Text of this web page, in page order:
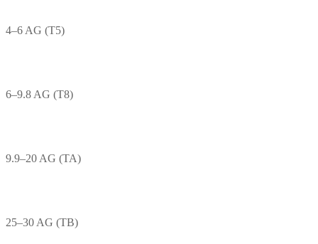
4–6 AG (T5)
6–9.8 AG (T8)
9.9–20 AG (TA)
25–30 AG (TB)